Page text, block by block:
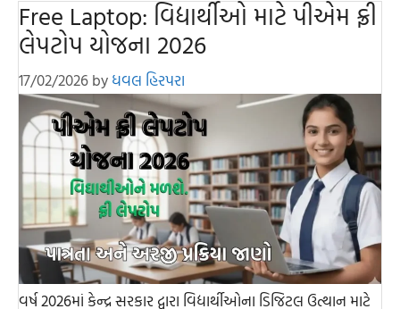
Free Laptop: વિદ્યાર્થીઓ માટે પીએમ ફ્રી
લેપટોપ યોજના 2026
17/02/2026 by ધવલ હિરપરા
વર્ષ 2026માં કેન્દ્ર સરકાર દ્વારા વિદ્યાર્થીઓના ડિજિટલ ઉત્થાન માટે